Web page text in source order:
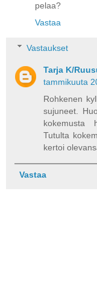
pelaa?
Vastaa
Vastaukset
Tarja K/
tammikuuta
Rohkenen
sujuneet.
kokemusta
Tutulta
kertoi
Vastaa